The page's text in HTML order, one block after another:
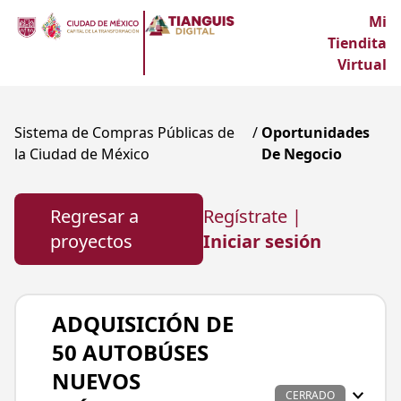
Mi
Tiendita
Virtual
Sistema de Compras Públicas de
la Ciudad de México
/ Oportunidades
De Negocio
Regresar a
proyectos
Regístrate |
Iniciar sesión
ADQUISICIÓN DE
50 AUTOBÚSES
NUEVOS
CERRADO